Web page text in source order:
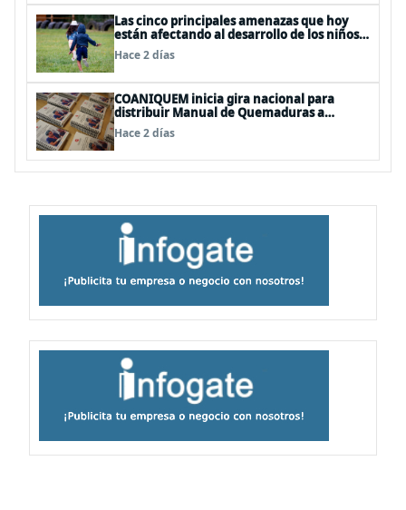
Las cinco principales amenazas que hoy
están afectando al desarrollo de los niños
en Chile
Hace 2 días
COANIQUEM inicia gira nacional para
distribuir Manual de Quemaduras a
profesionales de la salud
Hace 2 días